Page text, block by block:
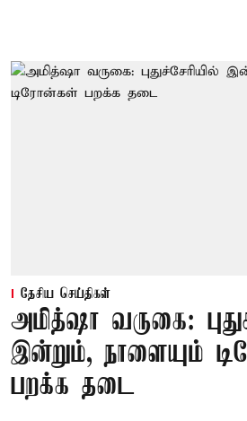
தேசிய செய்திகள்
அமித்ஷா வருகை:
இன்றும், நாளையும்
பறக்க தடை